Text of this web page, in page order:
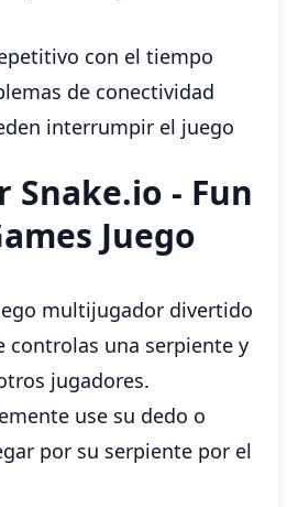
con el tiempo
de conectividad
interrumpir el juego
Snake.io - Fun
Juego
multijugador divertido
controlas una serpiente y
jugadores.
use su dedo o
por su serpiente por el